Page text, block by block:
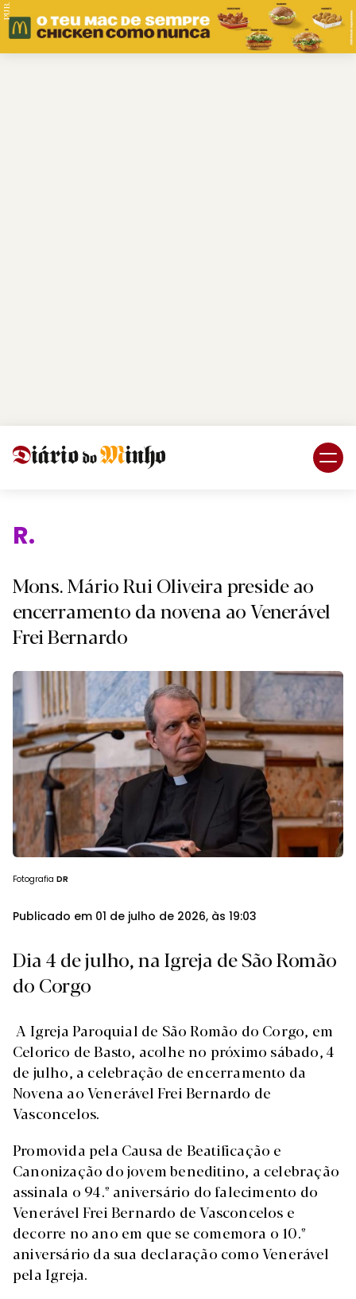
PUB.
Religiã
Mons. Mário Rui Oliveira preside ao
encerramento da novena ao Venerável
Frei Bernardo
Fotografia DR
Publicado em 01 de julho de 2026, às 19:03
Dia 4 de julho, na Igreja de São Romão
do Corgo
A Igreja Paroquial de São Romão do Corgo, em
Celorico de Basto, acolhe no próximo sábado, 4
de julho, a celebração de encerramento da
Novena ao Venerável Frei Bernardo de
Vasconcelos.
Promovida pela Causa de Beatificação e
Canonização do jovem beneditino, a celebração
assinala o 94.º aniversário do falecimento do
Venerável Frei Bernardo de Vasconcelos e
decorre no ano em que se comemora o 10.º
aniversário da sua declaração como Venerável
pela Igreja.